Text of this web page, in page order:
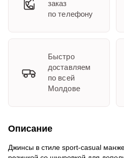
заказ
по телефону
Быстро
доставляем
по всей
Молдове
Описание
Джинсы в стиле sport-casual